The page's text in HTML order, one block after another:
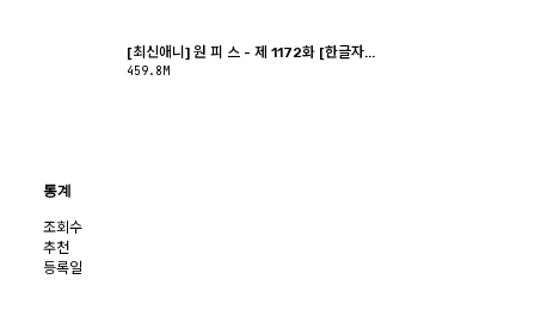
[최신애니] 원 피 스 - 제 1172화 [한글자...
459.8M
통계
조회수
추천
등록일